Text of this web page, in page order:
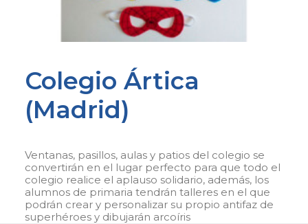
Promocion
Colegio Ártica
(Madrid)
Ventanas, pasillos, aulas y patios del colegio se
convertirán en el lugar perfecto para que todo el
colegio realice el aplauso solidario, además, los
alumnos de primaria tendrán talleres en el que
podrán crear y personalizar su propio antifaz de
superhéroes y dibujarán arcoíris